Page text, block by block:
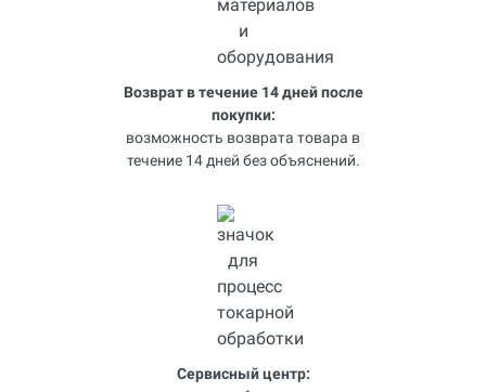
Возврат в течение 14 дней после
покупки:
возможность возврата товара в
течение 14 дней без объяснений.
Сервисный центр: